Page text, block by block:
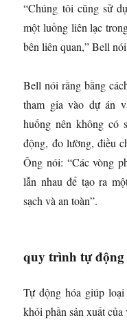
“Chúng tôi cũng sử
một luồng liên lạc
bên liên quan,” Bell
Bell nói rằng bằng
tham gia vào dự án
huống nên không có
động, đo lường, điều
Ông nói: “Các vòng
lẫn nhau để tạo ra
sạch và an toàn”.
quy trình tự động
Tự động hóa giúp
khỏi phần sản xuất